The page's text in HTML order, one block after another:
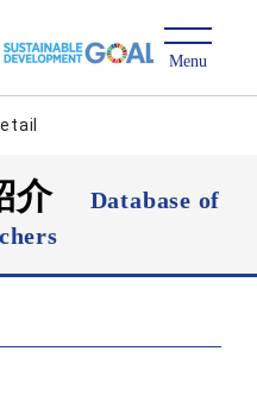
介
Database of